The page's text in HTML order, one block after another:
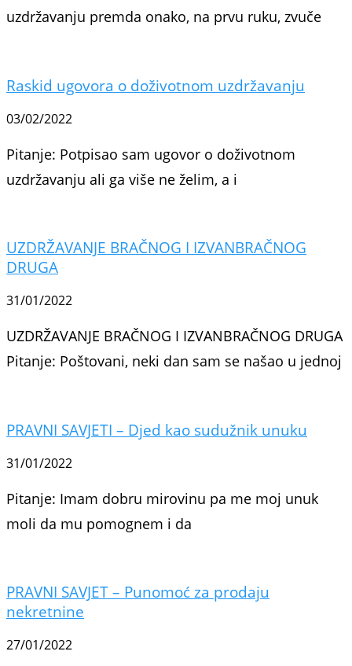
uzdržavanju premda onako, na prvu ruku, zvuče
Raskid ugovora o doživotnom uzdržavanju
03/02/2022
Pitanje: Potpisao sam ugovor o doživotnom
uzdržavanju ali ga više ne želim, a i
UZDRŽAVANJE BRAČNOG I IZVANBRAČNOG
DRUGA
31/01/2022
UZDRŽAVANJE BRAČNOG I IZVANBRAČNOG DRUGA
Pitanje: Poštovani, neki dan sam se našao u jednoj
PRAVNI SAVJETI – Djed kao sudužnik unuku
31/01/2022
Pitanje: Imam dobru mirovinu pa me moj unuk
moli da mu pomognem i da
PRAVNI SAVJET – Punomoć za prodaju
nekretnine
27/01/2022